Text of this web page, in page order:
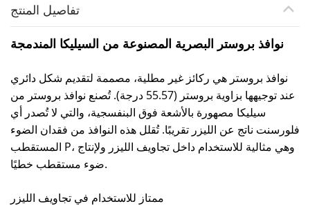
تفاصيل المنتج
نوافذ بروستر البصرية المصنوعة من السيليكا المندمجة
نوافذ بروستر هي ركائز غير مطلية، مصممة لتقديم شكل دائري
عند توجيهها بزاوية بروستر (55.57 درجة). تُصنع نوافذ بروستر من
سيليكا مصهورة بالأشعة فوق البنفسجية، والتي لا تُصدر أي
فلورسنت ناتج عن الليزر تقريبًا. تُقلل هذه النوافذ من فقدان الضوء
المستقطب P، وهي مثالية للاستخدام داخل تجاويف الليزر ولإنتاج
ضوء مستقطب خطيًا.
ممتاز للاستخدام في تجاويف الليزر